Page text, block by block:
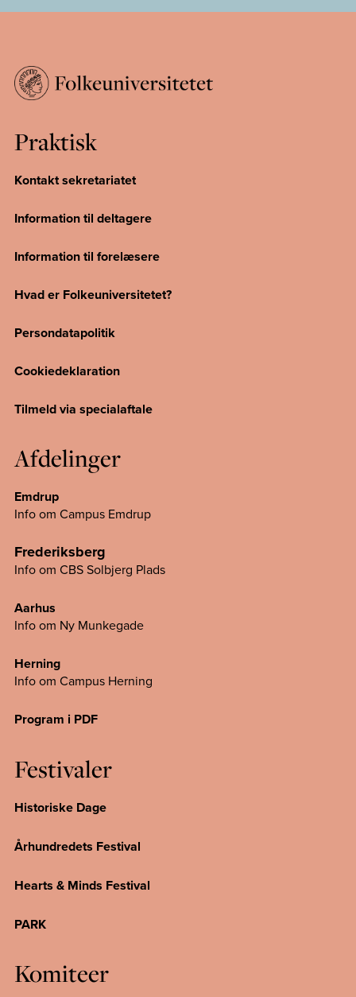
Praktisk
Kontakt sekretariatet
Information til deltagere
Information til forelæsere
Hvad er Folkeuniversitetet?
Persondatapolitik
Cookiedeklaration
Tilmeld via specialaftale
Afdelinger
Emdrup
Info om Campus Emdrup
Frederiksberg
Info om CBS Solbjerg Plads
Aarhus
Info om Ny Munkegade
Herning
Info om Campus Herning
Program i PDF
Festivaler
Historiske Dage
Århundredets Festival
Hearts & Minds Festival
PARK
Komiteer